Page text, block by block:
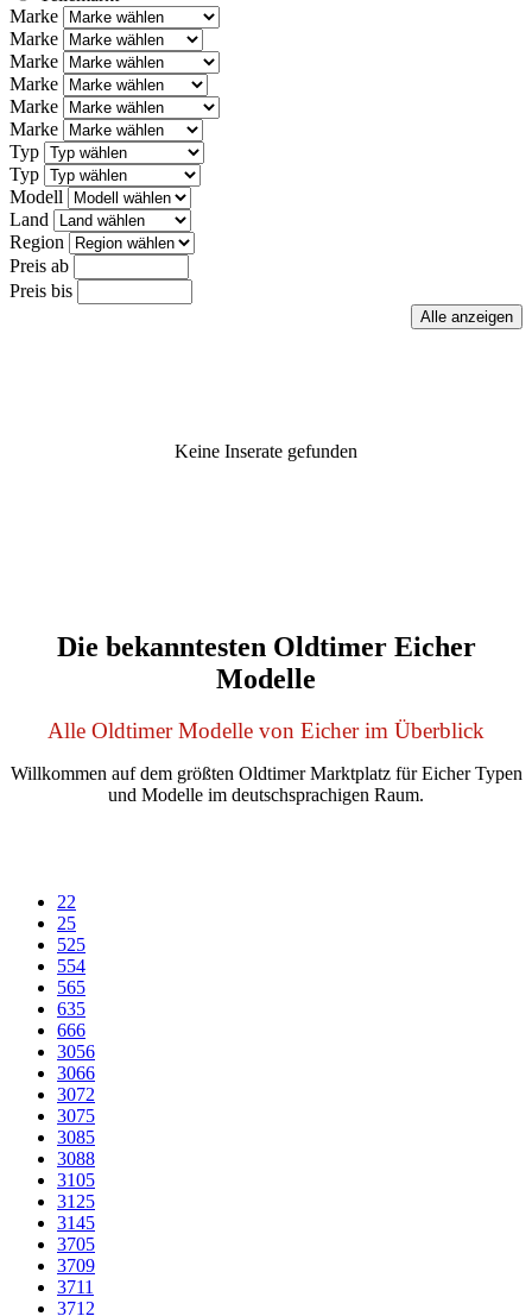
Marke
Marke
Marke
Marke
Marke
Marke
Typ
Typ
Modell
Land
Region
Preis ab
Preis bis
Keine Inserate gefunden
Die bekanntesten Oldtimer Eicher
Modelle
Alle Oldtimer Modelle von Eicher im Überblick
Willkommen auf dem größten Oldtimer Marktplatz für Eicher Typen
und Modelle im deutschsprachigen Raum.
22
25
525
554
565
635
666
3056
3066
3072
3075
3085
3088
3105
3125
3145
3705
3709
3711
3712